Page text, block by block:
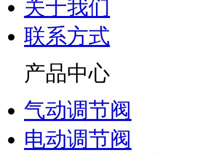
关于我们
联系方式
产品中心
气动调节阀
电动调节阀